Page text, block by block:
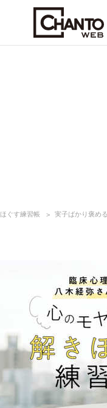
ぐす練習帳 実子ばかり褒め